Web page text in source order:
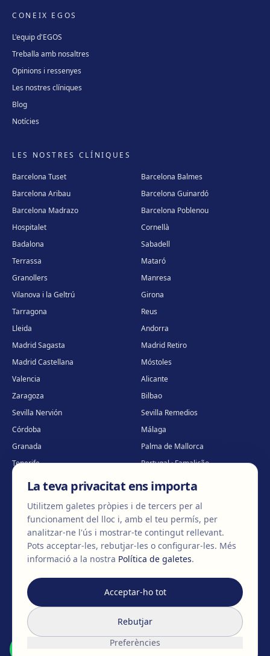
CONEIX EGOS
L'equip d'EGOS
Treballa amb nosaltres
Opinions i ressenyes
Les nostres clíniques
Blog
Notícies
LES NOSTRES CLÍNIQUES
Barcelona Tuset
Barcelona Balmes
Barcelona Aribau
Barcelona Guinardó
Barcelona Madrazo
Barcelona Poblenou
Hospitalet
Cornellà
Badalona
Sabadell
Terrassa
Mataró
Granollers
Manresa
Vilanova i la Geltrú
Girona
Tarragona
Reus
Lleida
Andorra
Madrid Sagasta
Madrid Retiro
Madrid Castellana
Móstoles
Valencia
Alicante
Zaragoza
Bilbao
Sevilla Nervión
Sevilla Remedios
Córdoba
Málaga
Granada
Palma de Mallorca
Tenerife
Portugal · Famalicão
Portugal · Guimarães
Clínica virtual *
2026Clínica EGOS — Cirugía plástica, estética y reparadora.
Avís legalPolítica de cookiesPolítica de privacitat
Nocanviemcossos,
canviemvides.
La teva privacitat ens importa
Utilitzem galetes pròpies i de tercers per al
funcionament del lloc i, amb el teu permís, per
analitzar-ne l'ús i mostrar-te contingut rellevant.
Pots acceptar-les, rebutjar-les o configurar-les. Més
informació a la nostra Política de galetes.
Acceptar-ho tot
Rebutjar
Preferències